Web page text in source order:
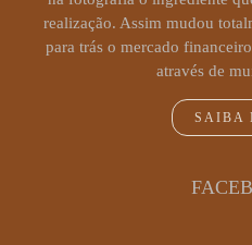
realização. Assim mudou
para trás o mercado
através de
SAIBA